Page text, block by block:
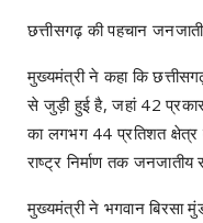
छत्तीसगढ़ की पहचान
मुख्यमंत्री ने कहा कि
से जुड़ी हुई है, जहां 42
का लगभग 44 प्रतिशत
राष्ट्र निर्माण तक
मुख्यमंत्री ने भगवान बिरसा